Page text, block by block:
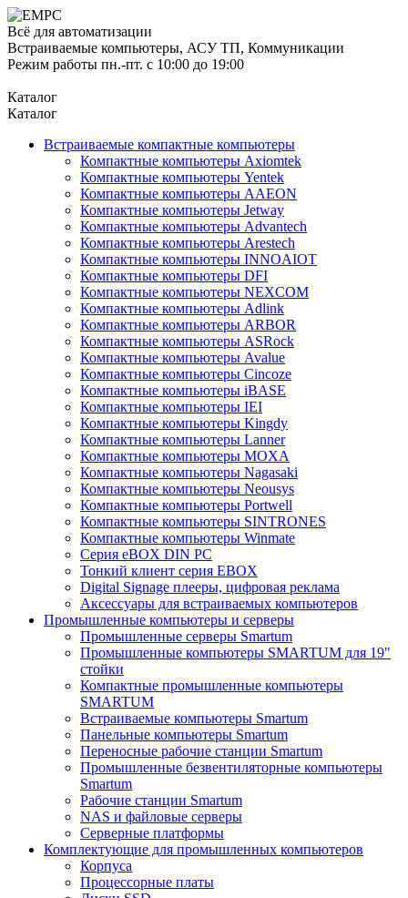
Всё для автоматизации
Встраиваемые компьютеры, АСУ ТП, Коммуникации
Режим работы пн.-пт. с 10:00 до 19:00
Каталог
Каталог
Встраиваемые компактные компьютеры
Компактные компьютеры Axiomtek
Компактные компьютеры Yentek
Компактные компьютеры AAEON
Компактные компьютеры Jetway
Компактные компьютеры Advantech
Компактные компьютеры Arestech
Компактные компьютеры INNOAIOT
Компактные компьютеры DFI
Компактные компьютеры NEXCOM
Компактные компьютеры Adlink
Компактные компьютеры ARBOR
Компактные компьютеры ASRock
Компактные компьютеры Avalue
Компактные компьютеры Cincoze
Компактные компьютеры iBASE
Компактные компьютеры IEI
Компактные компьютеры Kingdy
Компактные компьютеры Lanner
Компактные компьютеры MOXA
Компактные компьютеры Nagasaki
Компактные компьютеры Neousys
Компактные компьютеры Portwell
Компактные компьютеры SINTRONES
Компактные компьютеры Winmate
Серия eBOX DIN PC
Тонкий клиент серия EBOX
Digital Signage плееры, цифровая реклама
Аксессуары для встраиваемых компьютеров
Промышленные компьютеры и серверы
Промышленные серверы Smartum
Промышленные компьютеры SMARTUM для 19"
стойки
Компактные промышленные компьютеры
SMARTUM
Встраиваемые компьютеры Smartum
Панельные компьютеры Smartum
Переносные рабочие станции Smartum
Промышленные безвентиляторные компьютеры
Smartum
Рабочие станции Smartum
NAS и файловые серверы
Серверные платформы
Комплектующие для промышленных компьютеров
Корпуса
Процессорные платы